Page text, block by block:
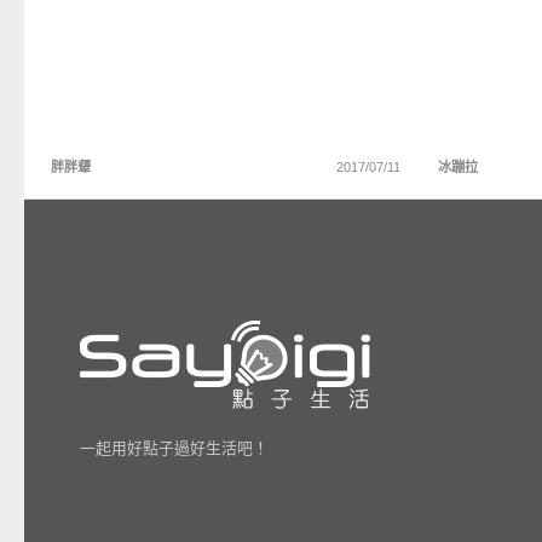
胖胖顰 2017/07/11 冰蹦拉
一起用好點子過好生活吧！